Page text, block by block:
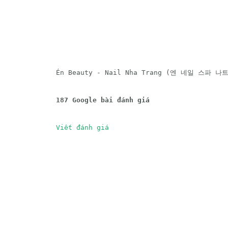
Én Beauty - Nail Nha Trang (엔 네일 스파 나
187 Google bài đánh giá
Viết đánh giá